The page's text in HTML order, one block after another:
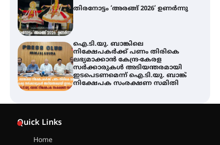
തിരനോട്ടം ‘അരങ്ങ് 2026’ ഉണർന്നു
ഐ.ടി.യു. ബാങ്കിലെ
നിക്ഷേപകർക്ക് പണം തിരികെ
ലഭ്യമാക്കാൻ കേന്ദ്ര-കേരള
സർക്കാരുകൾ അടിയന്തരമായി
ഇടപെടണമെന്ന് ഐ.ടി.യു. ബാങ്ക്
നിക്ഷേപക സംരക്ഷണ സമിതി
Quick Links
Home